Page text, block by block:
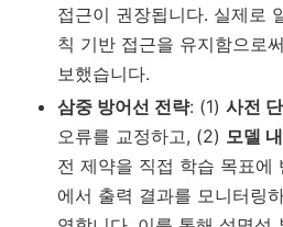
접근이 권장됩니다. 실제로
칙 기반 접근을 유지함으로
보했습니다.
삼중 방어선 전략: (1) 사전
오류를 교정하고, (2) 모델
전 제약을 직접 학습 목표에
에서 출력 결과를 모니터링